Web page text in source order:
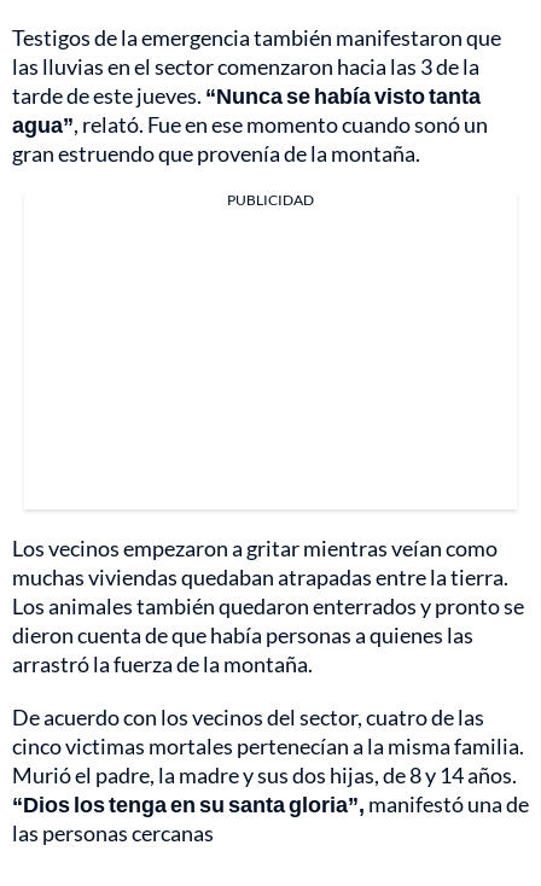
Testigos de la emergencia también manifestaron que
las lluvias en el sector comenzaron hacia las 3 de la
tarde de este jueves. “Nunca se había visto tanta
agua”, relató. Fue en ese momento cuando sonó un
gran estruendo que provenía de la montaña.
PUBLICIDAD
Los vecinos empezaron a gritar mientras veían como
muchas viviendas quedaban atrapadas entre la tierra.
Los animales también quedaron enterrados y pronto se
dieron cuenta de que había personas a quienes las
arrastró la fuerza de la montaña.
De acuerdo con los vecinos del sector, cuatro de las
cinco victimas mortales pertenecían a la misma familia.
Murió el padre, la madre y sus dos hijas, de 8 y 14 años.
“Dios los tenga en su santa gloria”, manifestó una de
las personas cercanas